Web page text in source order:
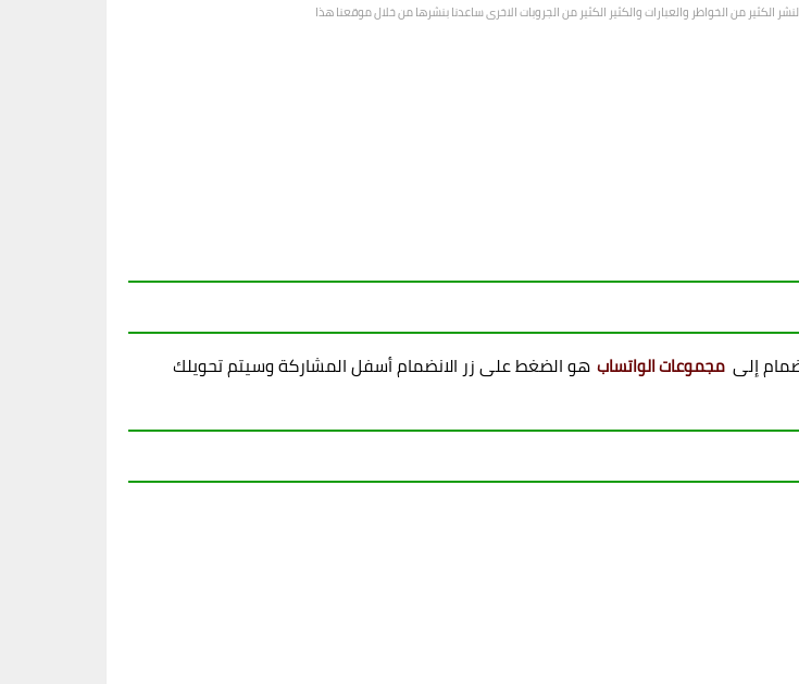
الكثير من الخواطر والعبارات والكثير الكثير من الجروبات الاخرى ساعدنا بنشرها من خلال موقعنا هذا
إلى مجموعات الواتساب هو الضغط على زر الانضمام أسفل المشاركة وسيتم تحويلك